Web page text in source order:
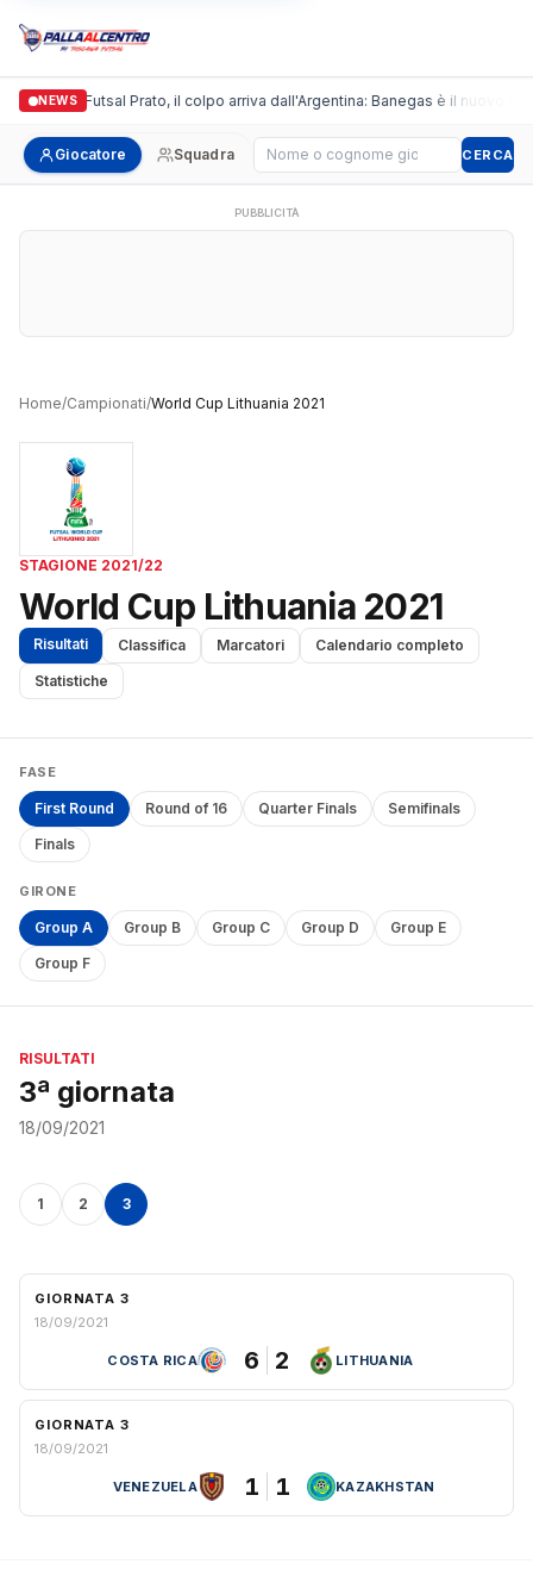
NEWS
Italgronda Futsal Prato, il colpo arriva dall'Argentina: Banegas è il nuovo
Giocatore Squadra Cerca giocatore CERCA
PUBBLICITÀ
Home/Campionati/World Cup Lithuania 2021
STAGIONE 2021/22
World Cup Lithuania 2021
Risultati Classifica Marcatori
Calendario completo
Statistiche
FASE
First Round Round of 16 Quarter Finals
Semifinals
Finals
GIRONE
Group A Group B Group C Group D
Group E
Group F
RISULTATI
3ª giornata
18/09/2021
1 2 3
GIORNATA 3
18/09/2021
COSTA RICA 6 2 LITHUANIA
GIORNATA 3
18/09/2021
VENEZUELA 1 1 KAZAKHSTAN